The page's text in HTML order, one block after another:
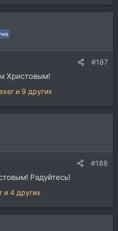
#187
Христовым!
и 9 других
#188
Радуйтесь!
и 4 других